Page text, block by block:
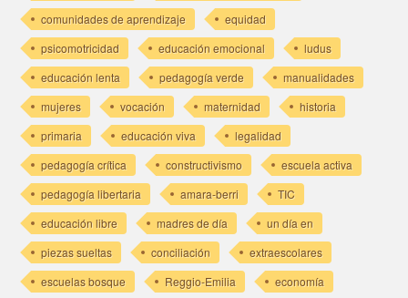
comunidades de aprendizaje
equidad
psicomotricidad
educación emocional
ludus
educación lenta
pedagogía verde
manualidades
mujeres
vocación maternidad
historia
primaria
educación viva
legalidad
pedagogía crítica
constructivismo
escuela activa
pedagogía libertaria
amara-berri
TIC
educación libre
madres de día
un día en
piezas sueltas
conciliación
extraescolares
escuelas bosque
Reggio-Emilia
economía